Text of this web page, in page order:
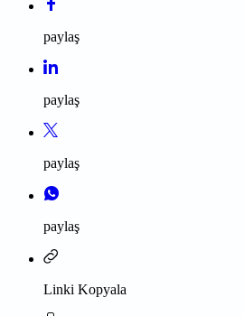
paylaş
paylaş
paylaş
paylaş
Linki Kopyala